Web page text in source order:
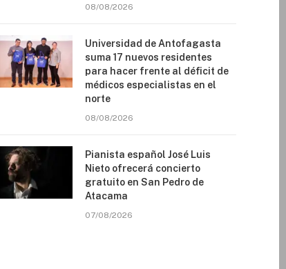
08/08/2026
Universidad de Antofagasta
suma 17 nuevos residentes
para hacer frente al déficit de
médicos especialistas en el
norte
08/08/2026
Pianista español José Luis
Nieto ofrecerá concierto
gratuito en San Pedro de
Atacama
07/08/2026